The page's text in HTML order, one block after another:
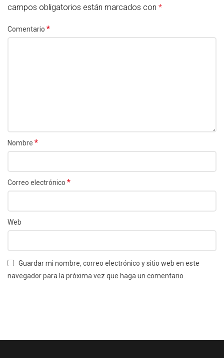
campos obligatorios están marcados con *
Comentario *
Nombre *
Correo electrónico *
Web
Guardar mi nombre, correo electrónico y sitio web en este
navegador para la próxima vez que haga un comentario.